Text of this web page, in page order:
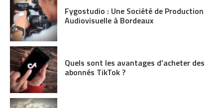
Fygostudio : Une Société de Production
Audiovisuelle à Bordeaux
Quels sont les avantages d’acheter des
abonnés TikTok ?